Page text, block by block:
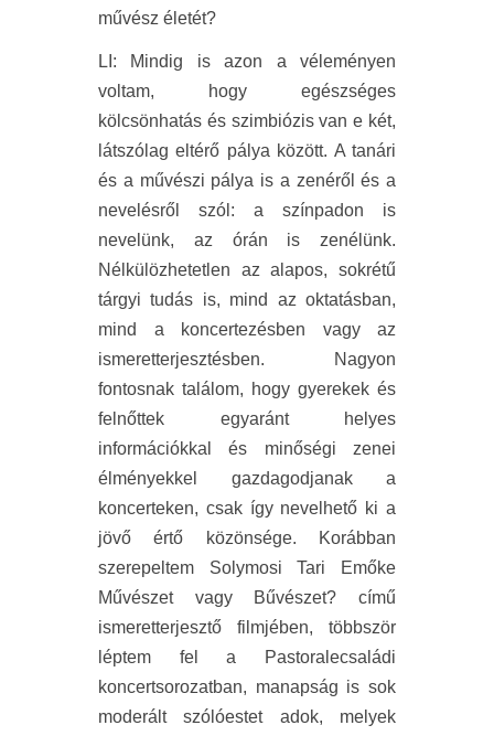
művész életét?
LI : Mindig is azon a véleményen
voltam, hogy egészséges
kölcsönhatás és szimbiózis van e két,
látszólag eltérő pálya között. A tanári
és a művészi pálya is a zenéről és a
nevelésről szól: a színpadon is
nevelünk, az órán is zenélünk.
Nélkülözhetetlen az alapos, sokrétű
tárgyi tudás is, mind az oktatásban,
mind a koncertezésben vagy az
ismeretterjesztésben. Nagyon
fontosnak találom, hogy gyerekek és
felnőttek egyaránt helyes
információkkal és minőségi zenei
élményekkel gazdagodjanak a
koncerteken, csak így nevelhető ki a
jövő értő közönsége. Korábban
szerepeltem Solymosi Tari Emőke
Művészet vagy Bűvészet? című
ismeretterjesztő filmjében, többször
léptem fel a
Pastoralecsaládi
koncertsorozatban, manapság is sok
moderált szólóestet adok, melyek